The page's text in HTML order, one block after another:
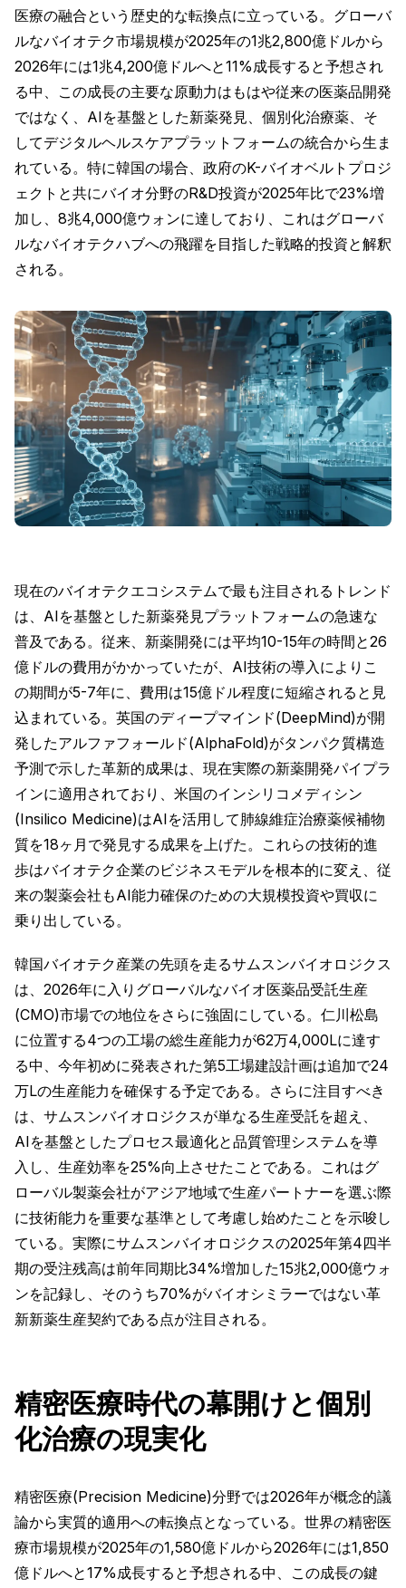
医療の融合という歴史的な転換点に立っている。グローバ
ルなバイオテク市場規模が2025年の1兆2,800億ドルから
2026年には1兆4,200億ドルへと11%成長すると予想され
る中、この成長の主要な原動力はもはや従来の医薬品開発
ではなく、AIを基盤とした新薬発見、個別化治療薬、そ
してデジタルヘルスケアプラットフォームの統合から生ま
れている。特に韓国の場合、政府のK-バイオベルトプロジ
ェクトと共にバイオ分野のR&D投資が2025年比で23%増
加し、8兆4,000億ウォンに達しており、これはグローバ
ルなバイオテクハブへの飛躍を目指した戦略的投資と解釈
される。
現在のバイオテクエコシステムで最も注目されるトレンド
は、AIを基盤とした新薬発見プラットフォームの急速な
普及である。従来、新薬開発には平均10-15年の時間と26
億ドルの費用がかかっていたが、AI技術の導入によりこ
の期間が5-7年に、費用は15億ドル程度に短縮されると見
込まれている。英国のディープマインド(DeepMind)が開
発したアルファフォールド(AlphaFold)がタンパク質構造
予測で示した革新的成果は、現在実際の新薬開発パイプラ
インに適用されており、米国のインシリコメディシン
(Insilico Medicine)はAIを活用して肺線維症治療薬候補物
質を18ヶ月で発見する成果を上げた。これらの技術的進
歩はバイオテク企業のビジネスモデルを根本的に変え、従
来の製薬会社もAI能力確保のための大規模投資や買収に
乗り出している。
韓国バイオテク産業の先頭を走るサムスンバイオロジクス
は、2026年に入りグローバルなバイオ医薬品受託生産
(CMO)市場での地位をさらに強固にしている。仁川松島
に位置する4つの工場の総生産能力が62万4,000Lに達す
る中、今年初めに発表された第5工場建設計画は追加で24
万Lの生産能力を確保する予定である。さらに注目すべき
は、サムスンバイオロジクスが単なる生産受託を超え、
AIを基盤としたプロセス最適化と品質管理システムを導
入し、生産効率を25%向上させたことである。これはグ
ローバル製薬会社がアジア地域で生産パートナーを選ぶ際
に技術能力を重要な基準として考慮し始めたことを示唆し
ている。実際にサムスンバイオロジクスの2025年第4四半
期の受注残高は前年同期比34%増加した15兆2,000億ウォ
ンを記録し、そのうち70%がバイオシミラーではない革
新新薬生産契約である点が注目される。
精密医療時代の幕開けと個別
化治療の現実化
精密医療(Precision Medicine)分野では2026年が概念的議
論から実質的適用への転換点となっている。世界の精密医
療市場規模が2025年の1,580億ドルから2026年には1,850
億ドルへと17%成長すると予想される中、この成長の鍵